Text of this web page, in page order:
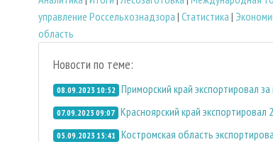
управление Россельхознадзора | Статистика |
область
Новости по теме:
08.09.2023 10:52 Приморский край экспортировал
07.09.2023 09:07 Красноярский край
05.09.2023 15:41 Костромская область